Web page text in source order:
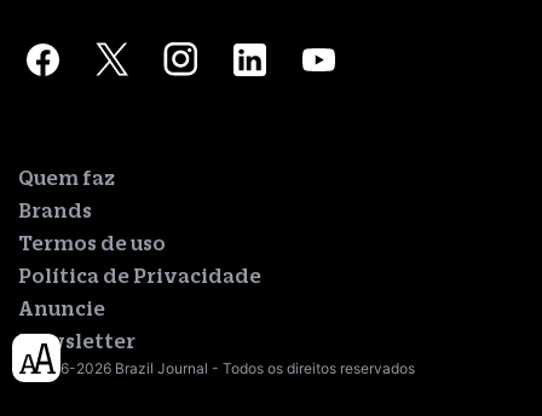
Quem faz
Brands
Termos de uso
Política de Privacidade
Anuncie
Newsletter
© 2016-2026 Brazil Journal - Todos os direitos reservados